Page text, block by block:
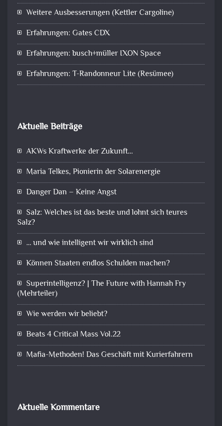
Weitere Ausbesserungen (Kettler Cargoline)
Erfahrungen: Gates CDX
Erfahrungen: busch+müller IXON Space
Erfahrungen: T-Randonneur Lite (Resümee)
Aktuelle Beiträge
AKWs Kraftwerke der Zukunft…
Maria Telkes, Pionierin der Solarenergie
Danger Dan – Keine Angst
Salz: Welches ist das beste und lohnt sich teures
Salz?
… und wie intelligent wir wirklich sind
Können Staaten endlos Schulden machen?
Superintelligenz? | The Future with Hannah Fry
(Mehrteiler)
Wie werden wir beliebt?
Beats 4 Critical Mass Vol.22
Mafia-Methoden! Das Geschäft mit Kurierfahrern
Aktuelle Kommentare